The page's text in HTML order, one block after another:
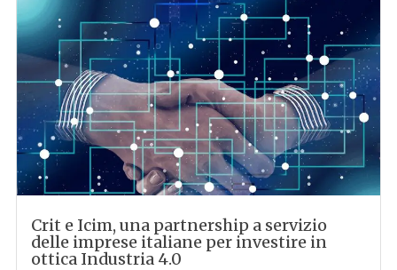
Crit e Icim, una partnership a servizio
delle imprese italiane per investire in
ottica Industria 4.0